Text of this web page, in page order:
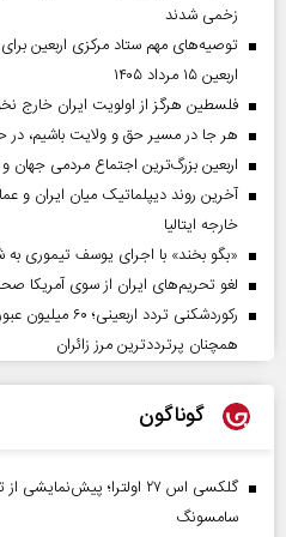
زخمی شدند
توصیه‌های مهم ستاد مرکزی اربعین
اربعین ۱۵ مرداد ۱۴۰۵
فلسطین هرگز از اولویت ایران خارج
هر جا در مسیر حق و ولایت باشیم،
اربعین بزرگ‌ترین اجتماع مردمی جهان
آخرین روند دیپلماتیک میان ایران و
خارجه ایتالیا
«بگو بخند» با اجرای یوسف تیموری
لغو تحریم‌های ایران از سوی آمریکا
رکوردشکنی تردد
همچنان پرترددترین مرز زائران
گوناگون
گلکسی اس ۲۷ اولترا؛
سامسونگ